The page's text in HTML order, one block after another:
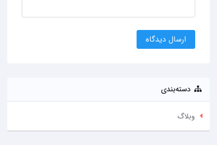
ارسال دیدگاه
دسته‌بندی
وبلاگ